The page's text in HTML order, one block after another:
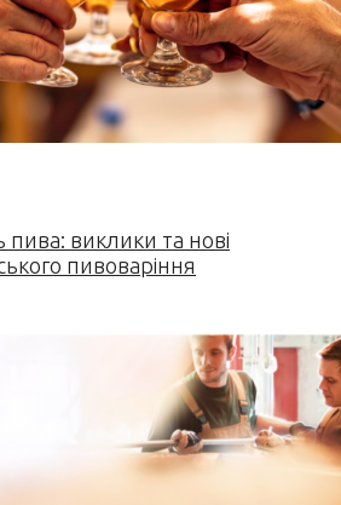
виклики та нові
пивоваріння